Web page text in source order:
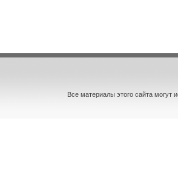
Все материалы этого сайта могут